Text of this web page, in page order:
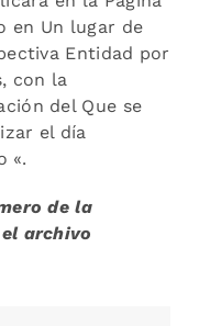
en Un lugar de
Entidad por
con la
del Que se
el día
«.
de la
archivo